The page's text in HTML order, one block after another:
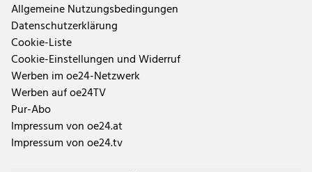
Allgemeine Nutzungsbedingungen
Datenschutzerklärung
Cookie-Liste
Cookie-Einstellungen und Widerruf
Werben im oe24-Netzwerk
Werben auf oe24TV
Pur-Abo
Impressum von oe24.at
Impressum von oe24.tv